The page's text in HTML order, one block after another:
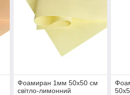
Фоамиран 1мм 50х50 см
світло-лимонний